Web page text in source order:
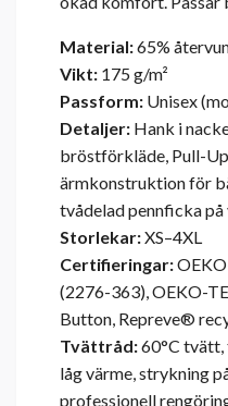
Material:65%
Vikt: 175 g/m²
Passform: Unisex
Detaljer: Hank i
bröstförkläde, Pull-
ärmkonstruktion för
tvådelad pennficka på
Storlekar:XS–4XL
Certifieringar:
(2276-363), OEKO-
Button, Repreve®
Tvättråd:60°C
låg värme, strykning
professionell